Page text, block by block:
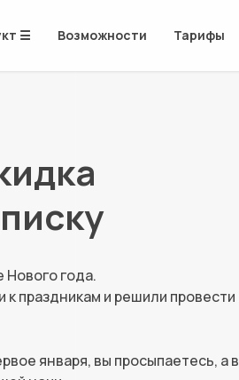
☰ Возможности Тарифы
Нового года.
праздникам и решили провести
января, вы просыпаетесь, а в